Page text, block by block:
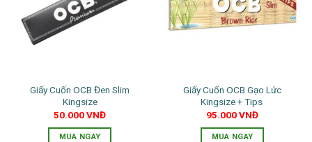
Giấy Cuốn OCB Đen Slim
Kingsize
50.000VNĐ
MUA NGAY
Giấy Cuốn OCB Gạo Lức
Kingsize + Tips
95.000VNĐ
MUA NGAY